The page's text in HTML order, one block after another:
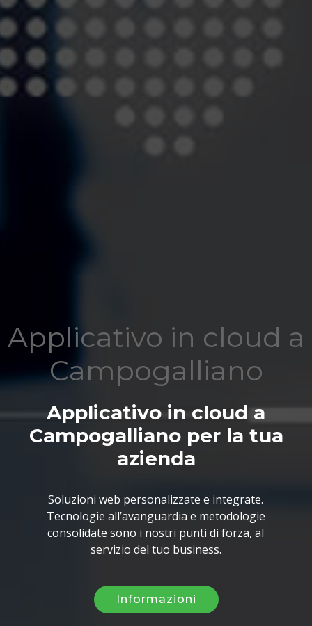
Applicativo in cloud a
Campogalliano
Applicativo in cloud a
Campogalliano per la tua
azienda
Soluzioni web personalizzate e integrate.
Tecnologie all’avanguardia e metodologie
consolidate sono i nostri punti di forza, al
servizio del tuo business.
Informazioni